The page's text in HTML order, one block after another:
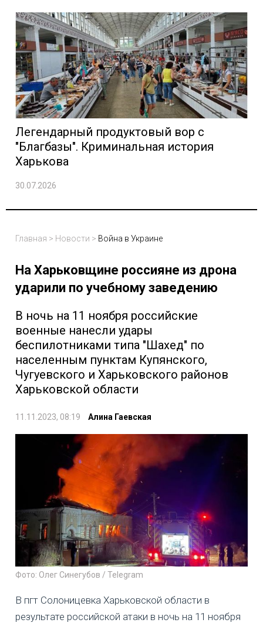
Легендарный продуктовый вор с
"Благбазы". Криминальная история
Харькова
30.07.2026
Главная > Новости > Война в Украине
На Харьковщине россияне из дрона
ударили по учебному заведению
В ночь на 11 ноября российские
военные нанесли удары
беспилотниками типа "Шахед" по
населенным пунктам Купянского,
Чугуевского и Харьковского районов
Харьковской области
11.11.2023, 08:19 Алина Гаевская
Фото: Олег Синегубов / Telegram
В пгт Солоницевка Харьковской области в
результате российской атаки в ночь на 11 ноября